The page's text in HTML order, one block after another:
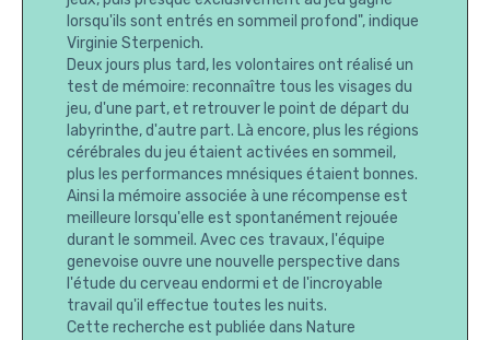
lorsqu'ils sont entrés en sommeil profond", indique
Virginie Sterpenich.
Deux jours plus tard, les volontaires ont réalisé un
test de mémoire: reconnaître tous les visages du
jeu, d'une part, et retrouver le point de départ du
labyrinthe, d'autre part. Là encore, plus les régions
cérébrales du jeu étaient activées en sommeil,
plus les performances mnésiques étaient bonnes.
Ainsi la mémoire associée à une récompense est
meilleure lorsqu'elle est spontanément rejouée
durant le sommeil. Avec ces travaux, l'équipe
genevoise ouvre une nouvelle perspective dans
l'étude du cerveau endormi et de l'incroyable
travail qu'il effectue toutes les nuits.
Cette recherche est publiée dans Nature